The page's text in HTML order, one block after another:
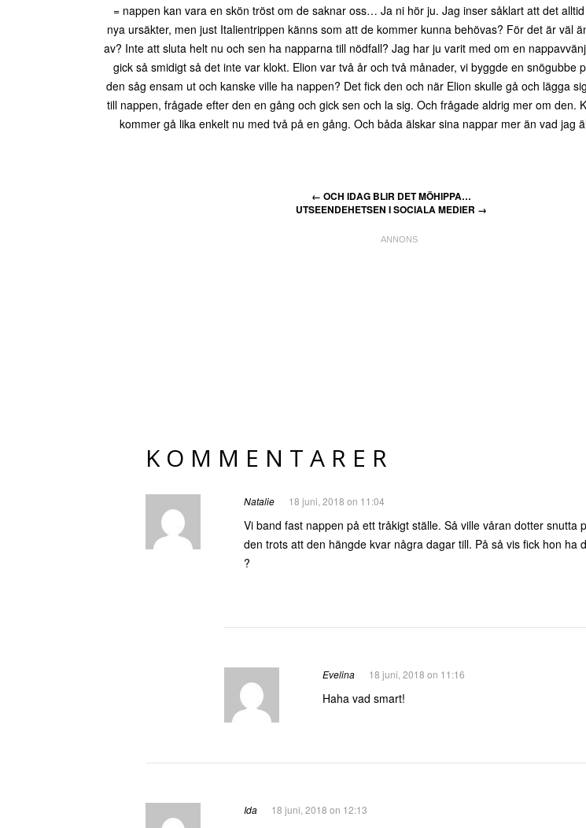
= nappen kan vara en skön tröst om de saknar oss… Ja ni hör ju. Jag inser såklart att det
nya ursäkter, men just Italientrippen känns som att de kommer kunna behövas? För det är väl
av? Inte att sluta helt nu och sen ha napparna till nödfall? Jag har ju varit med om en
gick så smidigt så det inte var klokt. Elion var två år och två månader, vi byggde en snögubbe
den såg ensam ut och kanske ville ha nappen? Det fick den och när Elion skulle gå och lägga
till nappen, frågade efter den en gång och gick sen och la sig. Och frågade aldrig mer om den.
kommer gå lika enkelt nu med två på en gång. Och båda älskar sina nappar mer än vad jag
← OCH IDAG BLIR DET MÖHIPPA…
UTSEENDEHETSEN I SOCIALA MEDIER →
KOMMENTARER
Natalie 18 juni, 2018 on 11:04
Vi band fast nappen på ett tråkigt ställe. Så ville våran dotter
den trots att den hängde kvar några dagar till. På så vis fick hon
?
Evelina 18 juni, 2018 on 11:16
Haha vad smart!
Ida 18 juni, 2018 on 12:13